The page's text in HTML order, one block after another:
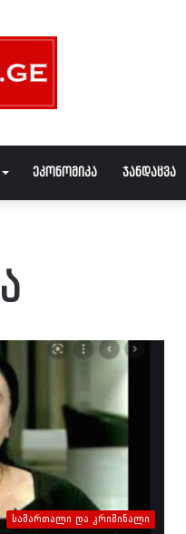
ეკონომიკა ჯანდაცვა
სამართალი და კრიმინალი